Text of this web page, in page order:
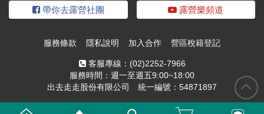
帶你去露營社團 露營樂頻道
服務條款 隱私說明 加入合作 營區稅籍登記
客服專線： (02)2252-7966
服務時間：週一至週五9:00~18:00
出去走走股份有限公司 統一編號：54871897